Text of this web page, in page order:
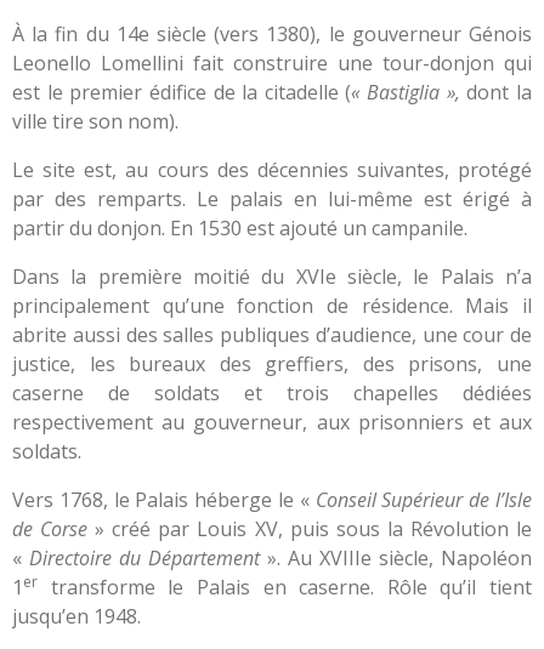
À la fin du 14e siècle (vers 1380), le gouverneur Génois
Leonello Lomellini fait construire une tour-donjon qui
est le premier édifice de la citadelle (« Bastiglia »,dont la
ville tire son nom).
Le site est, au cours des décennies suivantes, protégé
par des remparts. Le palais en lui-même est érigé à
partir du donjon. En 1530 est ajouté un campanile.
Dans la première moitié du XVIe siècle, le Palais n’a
principalement qu’une fonction de résidence. Mais il
abrite aussi des salles publiques d’audience, une cour de
justice, les bureaux des greffiers, des prisons, une
caserne de soldats et trois chapelles dédiées
respectivement au gouverneur, aux prisonniers et aux
soldats.
Vers 1768, le Palais héberge le « Conseil Supérieur de l’Isle
de Corse » créé par Louis XV, puis sous la Révolution le
« Directoire du Département». Au XVIIIe siècle, Napoléon
1 er
transforme le Palais en caserne. Rôle qu’il tient
jusqu’en 1948.